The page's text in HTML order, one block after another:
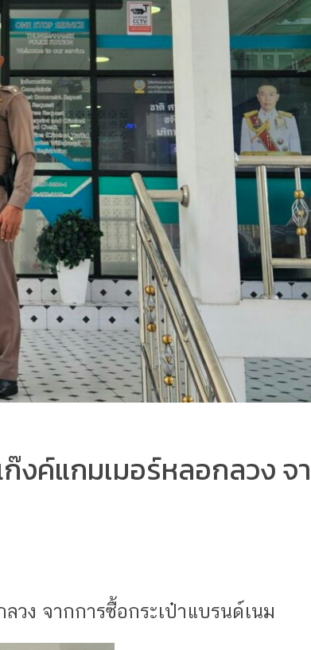
งค์แกมเมอร์หลอกลวง จ
ง จากการซื้อกระเป๋าแบรนด์เนม